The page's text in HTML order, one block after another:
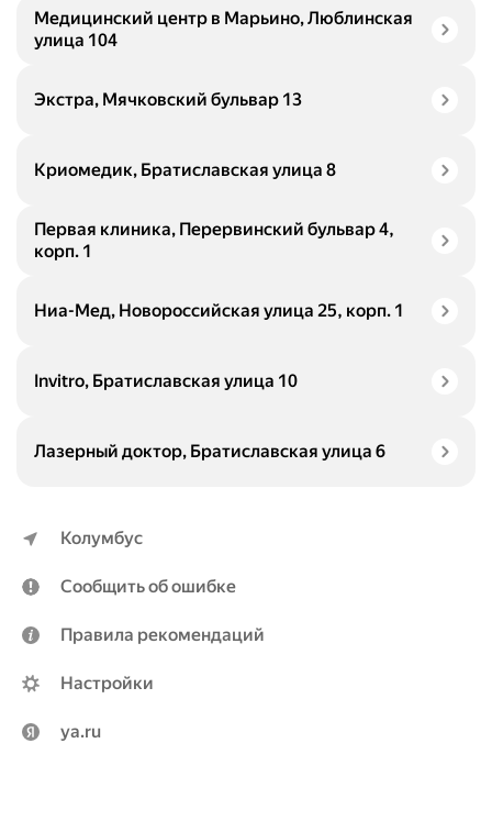
Медицинский центр в Марьино, Люблинская
улица 104
Экстра, Мячковский бульвар 13
Криомедик, Братиславская улица 8
Первая клиника, Перервинский бульвар 4,
корп. 1
Ниа-Мед, Новороссийская улица 25, корп. 1
Invitro, Братиславская улица 10
Лазерный доктор, Братиславская улица 6
Колумбус
Сообщить об ошибке
Правила рекомендаций
Настройки
ya.ru